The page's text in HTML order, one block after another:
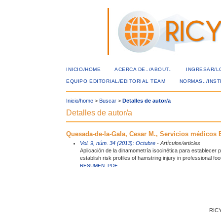
INICIO/HOME ACERCA DE../ABOUT.. INGRESAR/
EQUIPO EDITORIAL/EDITORIAL TEAM NORMAS../
Inicio/home >Buscar >Detalles de autor/a
Detalles de autor/a
Quesada-de-la-Gala, Cesar M., Servicios médicos
Vol. 9, núm. 34 (2013): Octubre - Artículos/articles
Aplicación de la dinamometría isocinética para
establish risk profiles of hamstring injury in professional
RESUMEN PDF